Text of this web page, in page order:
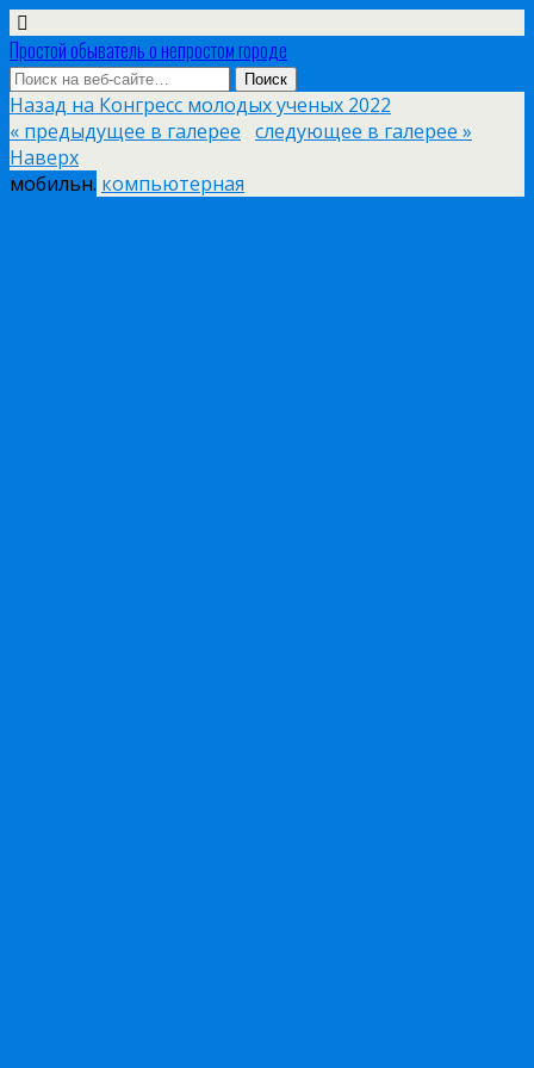
Простой обыватель о непростом городе
Назад на Конгресс молодых ученых 2022
« предыдущее в галерее следующее в галерее »
Наверх
мобильн. компьютерная